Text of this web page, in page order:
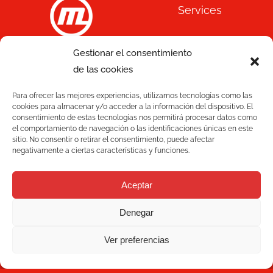
Gestionar el consentimiento
de las cookies
Para ofrecer las mejores experiencias, utilizamos tecnologías como las
cookies para almacenar y/o acceder a la información del dispositivo. El
consentimiento de estas tecnologías nos permitirá procesar datos como
el comportamiento de navegación o las identificaciones únicas en este
sitio. No consentir o retirar el consentimiento, puede afectar
negativamente a ciertas características y funciones.
Aceptar
Denegar
Ver preferencias
Barcelona, Spain
+34 93 736 35 00
mecesa@mecesa.com
Services
Blog
Mecesa
Contact
NEWSLETTER